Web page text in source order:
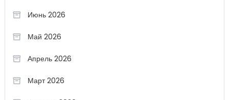
Июнь 2026
Май 2026
Апрель 2026
Март 2026